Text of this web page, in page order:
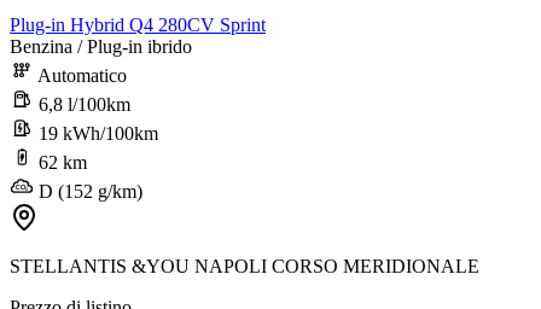
Plug-in Hybrid Q4 280CV Sprint
Benzina / Plug-in ibrido
Automatico
6,8 l/100km
19 kWh/100km
62 km
D (152 g/km)
STELLANTIS &YOU NAPOLI CORSO MERIDIONALE